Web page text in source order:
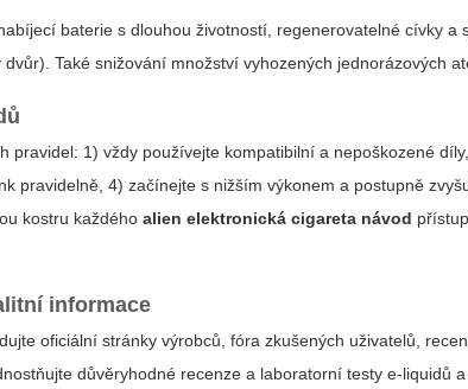
baterie s dlouhou životností, regenerovatelné cívky
Také snižování množství vyhozených jednorázových
pravidel: 1) vždy používejte kompatibilní a nepoškozené
pravidelně, 4) začínejte s nižším výkonem a postupně
kostru každéhoalien elektronická cigareta návod
informace
oficiální stránky výrobců, fóra zkušených uživatelů,
důvěryhodné recenze a laboratorní testy e-liquidů a